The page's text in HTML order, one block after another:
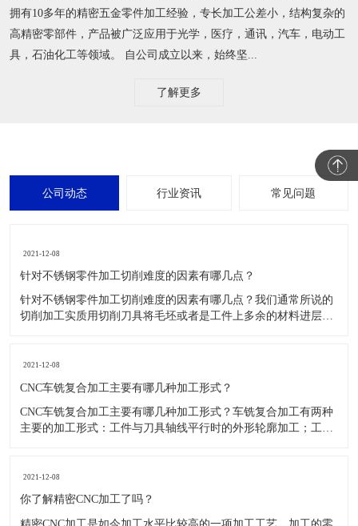
拥有10多年的精密五金零件加工经验，专长加工公差小，结构复杂的
高精密零部件，产品被广泛应用于光学，医疗，通讯，汽车，电动工
具，石油化工等领域。 自公司成立以来，始终坚...
了解更多
公司动态 行业资讯 常见问题
2021-12-08
针对不锈钢零件加工切削难度的因素有哪几点？
针对不锈钢零件加工切削难度的因素有哪几点？我们通常所说的
切削加工实质用切削刀具将毛坯或者是工件上多余的材料进层进
其他的常规材料，比如铜材和铝合金，究其原因有以下几个关键
2021-12-08
CNC车铣复合加工主要有哪几种加工形式？
CNC车铣复合加工主要有哪几种加工形式？车铣复合加工有两种
主要的加工形式：工件与刀具轴线平行时的外形轮廓加工；工件
2021-12-08
​你了解精密CNC加工了吗？
精密CNC加工是如今加工水平比较高的一项加工工艺，加工的零